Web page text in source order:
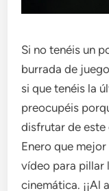
Si no tenéis un
burrada de
si que tenéis la
preocupéis
disfrutar de este
Enero que
vídeo para pillar
cinemática. ¡¡Al